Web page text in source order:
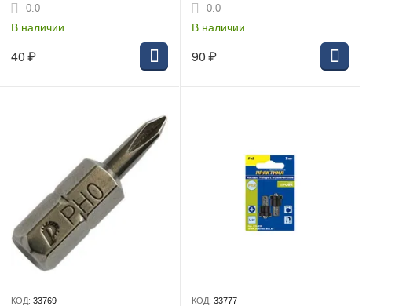
0.0
В наличии
40₽
0.0
В наличии
90₽
КОД: 33769 КОД: 33777